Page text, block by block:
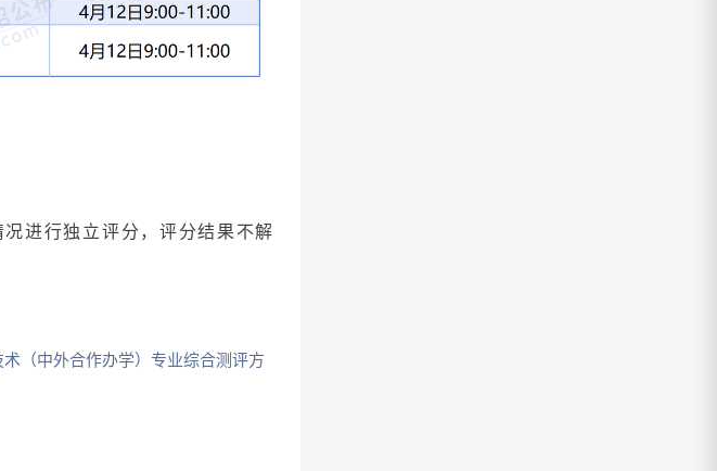
进行独立评分，评分结果不解
（中外合作办学）专业综合测评方